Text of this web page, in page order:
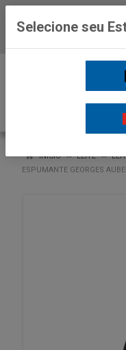
INÍCIO LEITE
ESPUMANTE GEORGES
Selecione seu